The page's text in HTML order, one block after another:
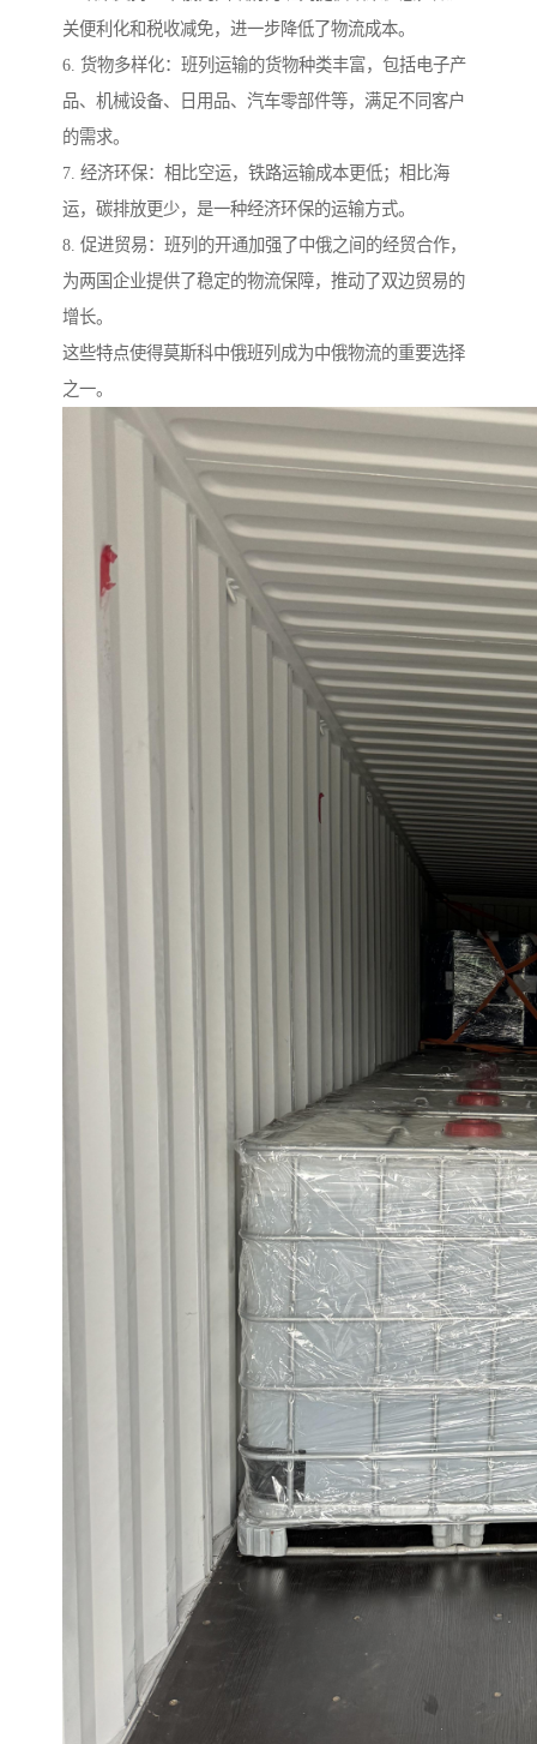
关便利化和税收减免，进一步降低了物流成本。
6. 货物多样化：班列运输的货物种类丰富，包括电子产
品、机械设备、日用品、汽车零部件等，满足不同客户
的需求。
7. 经济环保：相比空运，铁路运输成本更低；相比海
运，碳排放更少，是一种经济环保的运输方式。
8. 促进贸易：班列的开通加强了中俄之间的经贸合作，
为两国企业提供了稳定的物流保障，推动了双边贸易的
增长。
这些特点使得莫斯科中俄班列成为中俄物流的重要选择
之一。